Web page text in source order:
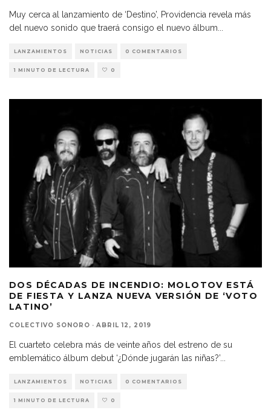
Muy cerca al lanzamiento de ‘Destino’, Providencia revela más
del nuevo sonido que traerá consigo el nuevo álbum...
LANZAMIENTOS NOTICIAS 0 COMENTARIOS
1 MINUTO DE LECTURA 0
DOS DÉCADAS DE INCENDIO: MOLOTOV ESTÁ
DE FIESTA Y LANZA NUEVA VERSIÓN DE ‘VOTO
LATINO’
COLECTIVO SONORO · ABRIL 12, 2019
El cuarteto celebra más de veinte años del estreno de su
emblemático álbum debut ‘¿Dónde jugarán las niñas?’
LANZAMIENTOS NOTICIAS 0 COMENTARIOS
1 MINUTO DE LECTURA 0